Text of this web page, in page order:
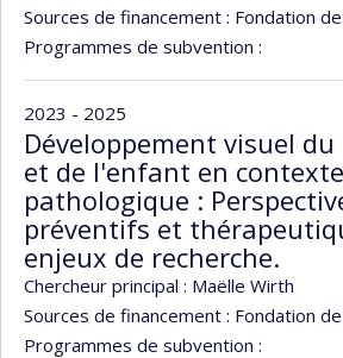
Sources de financement : Fondation
Programmes de subvention :
2023 - 2025
Développement visuel
et de l'enfant en contexte
pathologique :
préventifs et
enjeux de recherche.
Chercheur principal : Maëlle Wirth
Sources de financement : Fondation
Programmes de subvention :